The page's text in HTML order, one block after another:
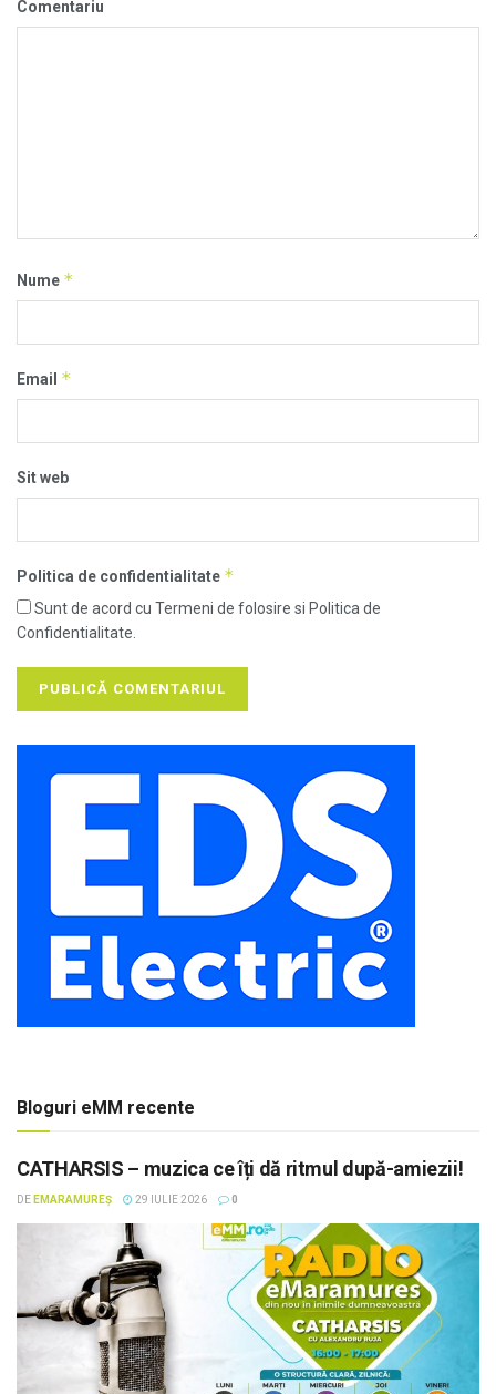
Comentariu
Nume *
Email *
Sit web
Politica de confidentialitate *
Sunt de acord cu Termeni de folosire si Politica de
Confidentialitate.
Bloguri eMM recente
CATHARSIS – muzica ce îți dă ritmul după-amiezii!
DE EMARAMUREȘ 29 IULIE 2026 0